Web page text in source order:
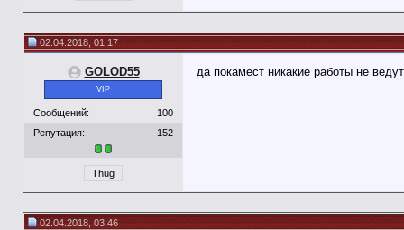
02.04.2018, 01:17
GOLOD55
VIP
Сообщений:
100
Репутация:
152
Thug
да покамест никакие работы не
02.04.2018, 03:46